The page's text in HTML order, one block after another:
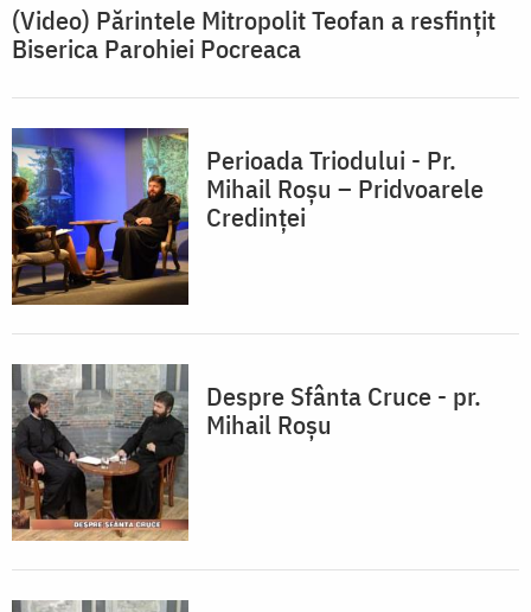
(Video) Părintele Mitropolit Teofan a resfințit
Biserica Parohiei Pocreaca
Perioada Triodului - Pr.
Mihail Roșu – Pridvoarele
Credinței
Despre Sfânta Cruce - pr.
Mihail Roșu